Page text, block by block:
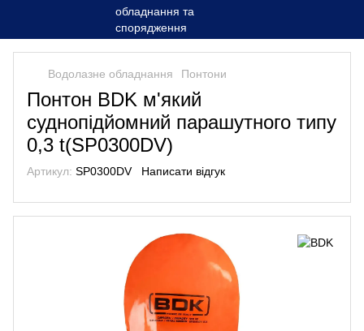
Водолазне обладнання Понтони
Понтон BDK м'який
суднопідйомний парашутного типу
0,3 t(SP0300DV)
Артикул: SP0300DV Написати відгук